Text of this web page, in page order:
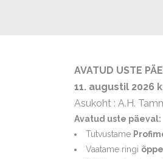
AVATUD USTE
11. augustil 2026
Asukoht : A.H.
Avatud uste päeval:
Tutvustame
Vaatame ringi